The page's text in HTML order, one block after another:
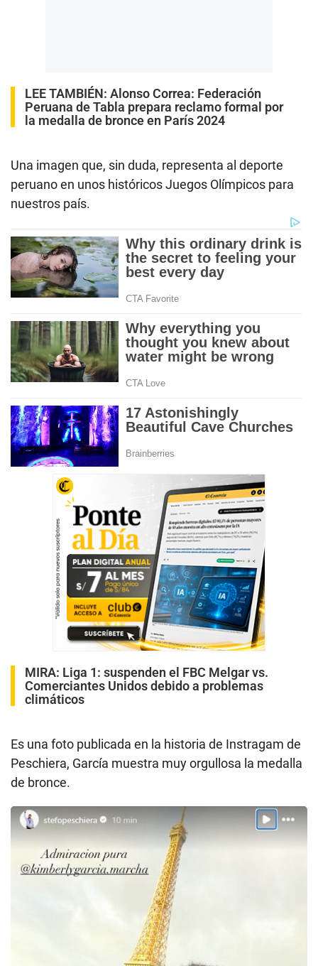
LEE TAMBIÉN: Alonso Correa: Federación
Peruana de Tabla prepara reclamo formal por
la medalla de bronce en París 2024
Una imagen que, sin duda, representa al deporte
peruano en unos históricos Juegos Olímpicos para
nuestros país.
MIRA: Liga 1: suspenden el FBC Melgar vs.
Comerciantes Unidos debido a problemas
climáticos
Es una foto publicada en la historia de Instragam de
Peschiera, García muestra muy orgullosa la medalla
de bronce.